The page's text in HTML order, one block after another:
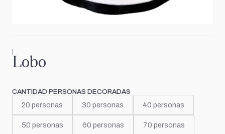
|
Lobo
CANTIDAD PERSONAS DECORADAS
20 personas 30 personas 40 personas
50 personas 60 personas 70 personas